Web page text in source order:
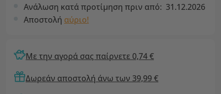
Ανάλωση κατά προτίμηση πριν από: 31.12.2026
Αποστολή αύριο!
Με την αγορά σας παίρνετε 0,74 €
Δωρεάν αποστολή άνω των 39,99 €